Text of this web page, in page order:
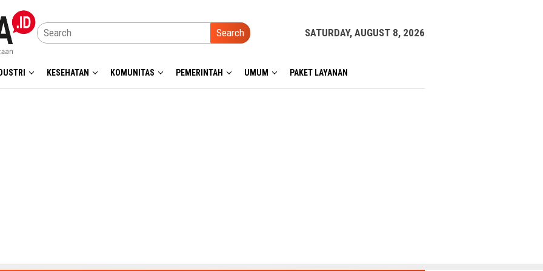
Search SATURDAY, AUGUST 8, 2026
KESEHATAN KOMUNITAS PEMERINTAH UMUM PAKET LAYANAN